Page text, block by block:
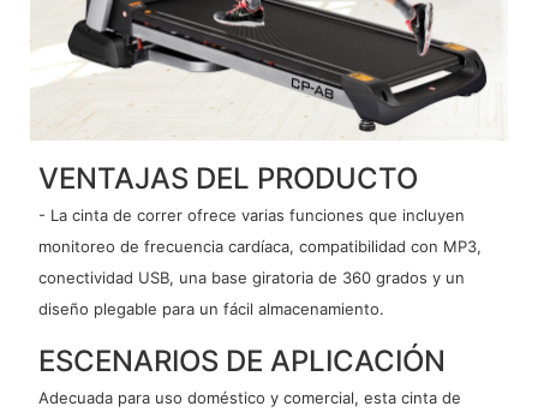
VENTAJAS DEL PRODUCTO
- La cinta de correr ofrece varias funciones que incluyen
monitoreo de frecuencia cardíaca, compatibilidad con MP3,
conectividad USB, una base giratoria de 360 ​​grados y un
diseño plegable para un fácil almacenamiento.
ESCENARIOS DE APLICACIÓN
Adecuada para uso doméstico y comercial, esta cinta de